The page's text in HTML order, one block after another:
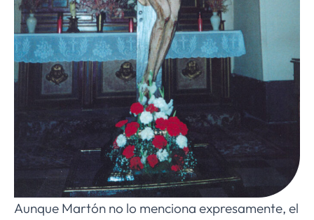
Aunque Martón no lo menciona expresamente, el